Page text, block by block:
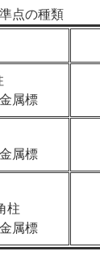
点の種類
属標
属標
柱
属標